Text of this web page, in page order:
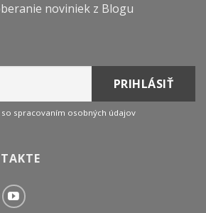
noviniek z Blogu
spracovaním osobných údajov